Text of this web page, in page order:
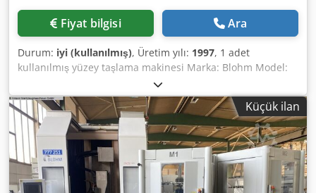
Fiyat bilgisi Ara
Durum: iyi (kullanılmış), Üretim yılı: 1997, 1 adet
kullanılmış yüzey taşlama makinesi Marka: Blohm Model:
Planomat 408 Üretim yılı: 1997 Teknik veriler: Taşlama
uzunluğu: 800 mm Taşlama genişliği: 400 mm Manyetik
tabla: 800 x 400 mm Taşlama taşı çapı: 400 mm Taşlama
taşı genişliği: 80 mm Makine ağırlığı: yaklaşık 4,5 ton
Boyutlar (U x G x Y): yaklaşık 3200 x 2300 x 2200 mm Bant
filtrasyon sistemi ile donatılmıştır. Dkjdpfx Ajxr Dzgjqger
Küçük ilan